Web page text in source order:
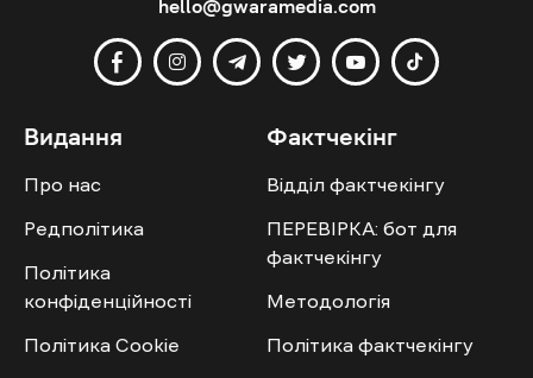
hello@gwaramedia.com
Видання
Про нас
Редполітика
Політика
конфіденційності
Політика Cookie
Фактчекінг
Відділ фактчекінгу
ПЕРЕВІРКА: бот для
фактчекінгу
Методологія
Політика фактчекінгу